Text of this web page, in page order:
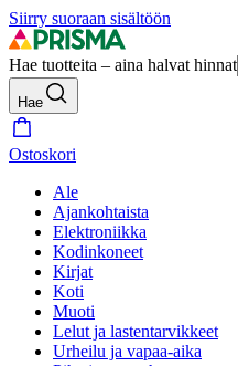
Siirry suoraan sisältöön
Hae tuotteita – aina halvat hinnat
Hae
Ostoskori
Ale
Ajankohtaista
Elektroniikka
Kodinkoneet
Kirjat
Koti
Muoti
Lelut ja lastentarvikkeet
Urheilu ja vapaa-aika